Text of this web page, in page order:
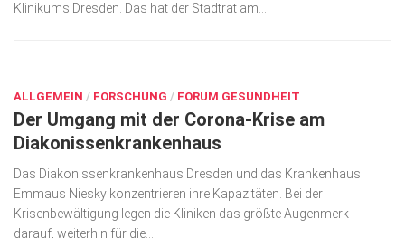
Lebensart
Klinikums Dresden. Das hat der Stadtrat am...
ALLGEMEIN / FORSCHUNG / FORUM GESUNDHEIT
Der Umgang mit der Corona-Krise am
Diakonissenkrankenhaus
Das Diakonissenkrankenhaus Dresden und das Krankenhaus
Emmaus Niesky konzentrieren ihre Kapazitäten. Bei der
Krisenbewältigung legen die Kliniken das größte Augenmerk
darauf, weiterhin für die...